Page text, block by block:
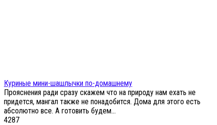
Куриные мини-шашлычки по-домашнему
Прояснения ради сразу скажем что на природу нам ехать не
придется, мангал также не понадобится. Дома для этого есть
абсолютно все. А готовить будем…
4287